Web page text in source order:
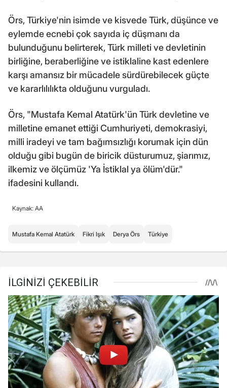
Örs, Türkiye'nin isimde ve kisvede Türk, düşünce ve
eylemde ecnebi çok sayıda iç düşmanı da
bulunduğunu belirterek, Türk milleti ve devletinin
birliğine, beraberliğine ve istiklaline kast edenlere
karşı amansız bir mücadele sürdürebilecek güçte
ve kararlılılıkta olduğunu vurguladı.
Örs, "Mustafa Kemal Atatürk'ün Türk devletine ve
milletine emanet ettiği Cumhuriyeti, demokrasiyi,
milli iradeyi ve tam bağımsızlığı korumak için dün
olduğu gibi bugün de biricik düsturumuz, şiarımız,
ilkemiz ve ölçümüz 'Ya İstiklal ya ölüm'dür."
ifadesini kullandı.
Kaynak: AA
Mustafa Kemal Atatürk Fikri Işık Derya Örs Türkiye